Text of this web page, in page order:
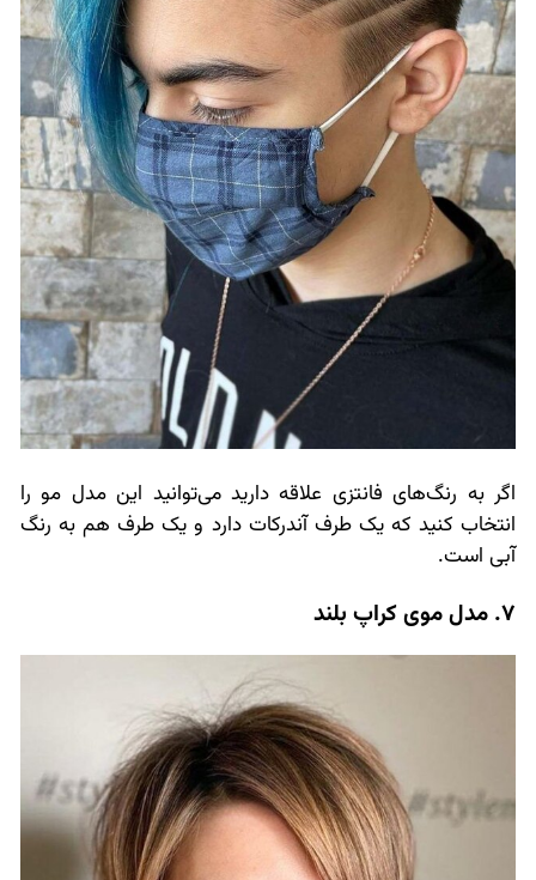
اگر به رنگ‌های فانتزی علاقه دارید می‌توانید این مدل مو را
انتخاب کنید که یک طرف آندرکات دارد و یک طرف هم به رنگ
آبی است.
7. مدل موی کراپ بلند